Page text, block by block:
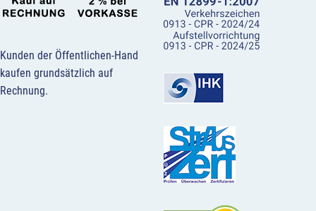
Kunden der Öffentlichen-Hand
kaufen grundsätzlich auf
Rechnung.